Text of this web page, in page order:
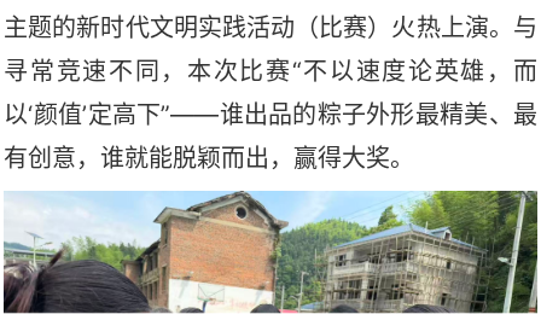
主题的新时代文明实践活动（比赛）火热上演。与
寻常竞速不同，本次比赛“不以速度论英雄，而
以‘颜值’定高下”——谁出品的粽子外形最精美、最
有创意，谁就能脱颖而出，赢得大奖。